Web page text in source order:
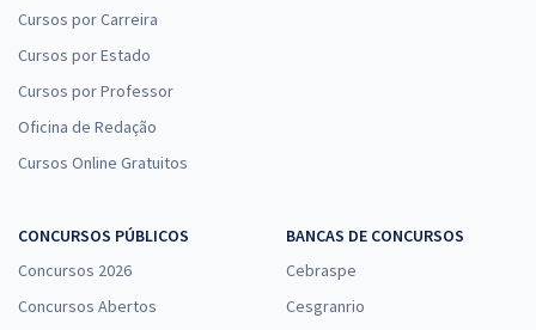
Cursos por Carreira
Cursos por Estado
Cursos por Professor
Oficina de Redação
Cursos Online Gratuitos
CONCURSOS PÚBLICOS
Concursos 2026
Concursos Abertos
BANCAS DE CONCURSOS
Cebraspe
Cesgranrio